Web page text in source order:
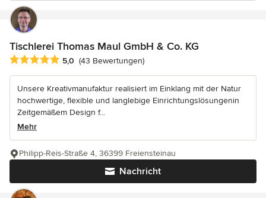
Tischlerei Thomas Maul GmbH & Co. KG
Durchschnittliche Bewertung: 5 von 5 Sternen
5,0 (43 Bewertungen)
Unsere Kreativmanufaktur realisiert im Einklang mit der Natur
hochwertige, flexible und langlebige Einrichtungslösungenin
Zeitgemäßem Design f...
Mehr
Nachricht
Philipp-Reis-Straße 4, 36399 Freiensteinau